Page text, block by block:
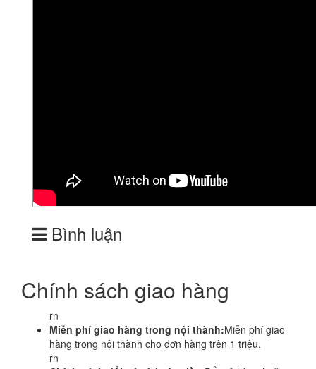
Bình luận
Chính sách giao hàng
rn
Miễn phí giao hàng trong nội thành:Miễn phí giao
hàng trong nội thành cho đơn hàng trên 1 triệu.
rn